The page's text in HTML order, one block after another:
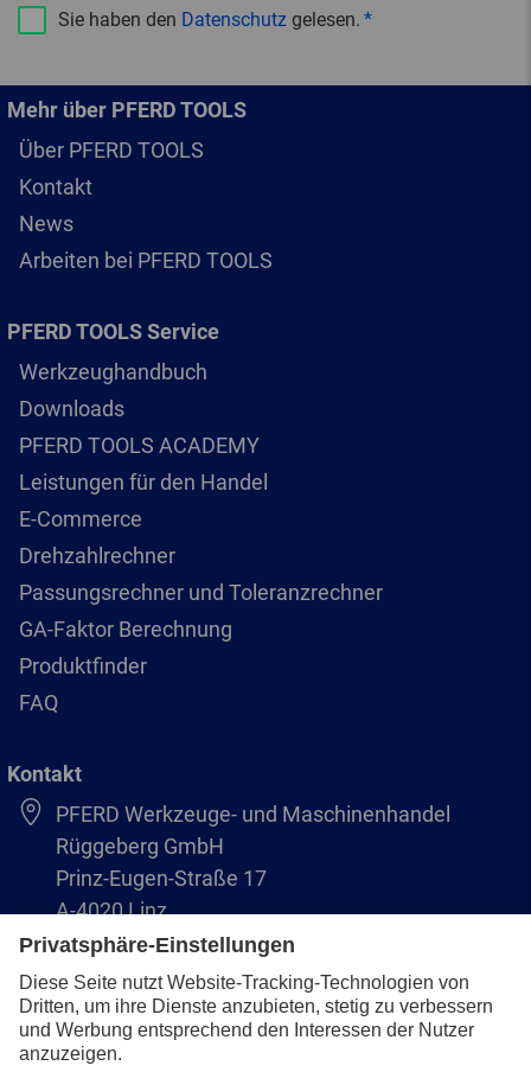
Sie haben den Datenschutz gelesen.
Mehr über PFERD TOOLS
Über PFERD TOOLS
Kontakt
News
Arbeiten bei PFERD TOOLS
PFERD TOOLS Service
Werkzeughandbuch
Downloads
PFERD TOOLS ACADEMY
Leistungen für den Handel
E-Commerce
Drehzahlrechner
Passungsrechner und Toleranzrechner
GA-Faktor Berechnung
Produktfinder
FAQ
Kontakt
PFERD Werkzeuge- und Maschinenhandel
Rüggeberg GmbH
Prinz-Eugen-Straße 17
A-4020 Linz
Austria/Österreich
+43 (732) 79 64 11-0
info@pferd-rueggeberg.at